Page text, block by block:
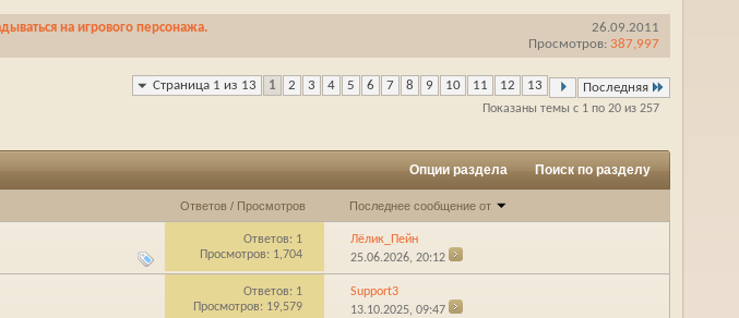
на игрового персонажа.
26.09.2011
Просмотров: 387,997
Страница 1 из 13 1 2 3 4 5 6 7 8 9 10 11 12 13 Последняя
Показаны темы с 1 по 20 из 257
Опции раздела Поиск по разделу
Ответов / Просмотров Последнее сообщение от
Ответов: 1
Просмотров: 1,704
Лёлик_Пейн
25.06.2026,20:12
Ответов: 1
Просмотров: 19,579
Support3
13.10.2025,09:47